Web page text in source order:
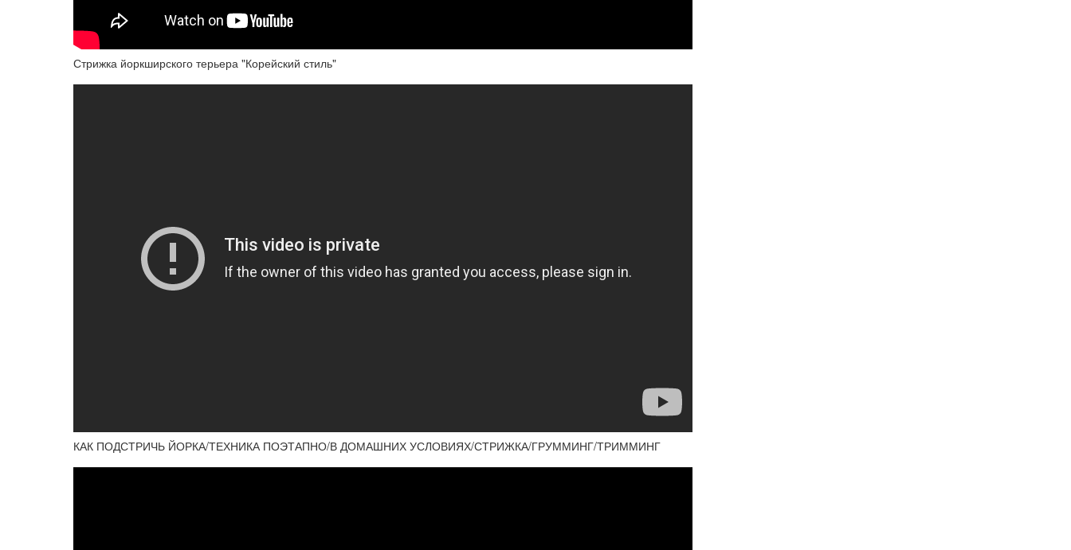
Стрижка йоркширского терьера "Корейский стиль"
КАК ПОДСТРИЧЬ ЙОРКА/ТЕХНИКА ПОЭТАПНО/В ДОМАШНИХ УСЛОВИЯХ/СТРИЖКА/ГРУММИНГ/ТРИММИНГ